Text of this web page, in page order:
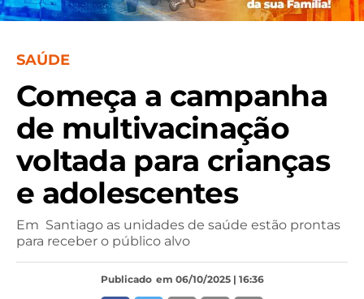
SAÚDE
Começa a campanha
de multivacinação
voltada para crianças
e adolescentes
Em Santiago as unidades de saúde estão prontas
para receber o público alvo
Publicado em 06/10/2025 | 16:36